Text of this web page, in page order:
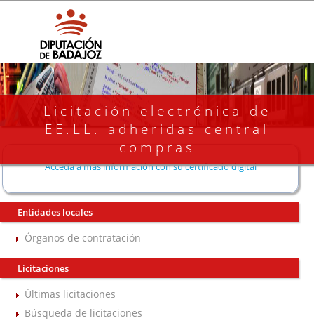
Licitación electrónica de
EE.LL. adheridas central
compras
Acceda a más información con su certificado digital
Entidades locales
Órganos de contratación
Licitaciones
Últimas licitaciones
Búsqueda de licitaciones